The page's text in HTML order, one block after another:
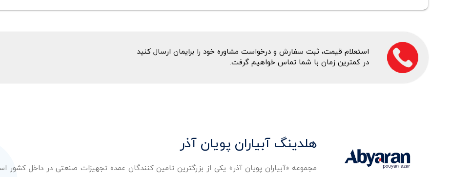
استعلام قیمت، ثبت سفارش و درخواست مشاوره خود را برایمان ارسال کنید
در کمترین زمان با شما تماس خواهیم گرفت.
هلدینگ آبیاران پویان آذر
مجموعه «آبیاران پویان آذر» یکی از بزرگترین تامین کنندگان عمده تجهیزات صنعتی در داخل کشور